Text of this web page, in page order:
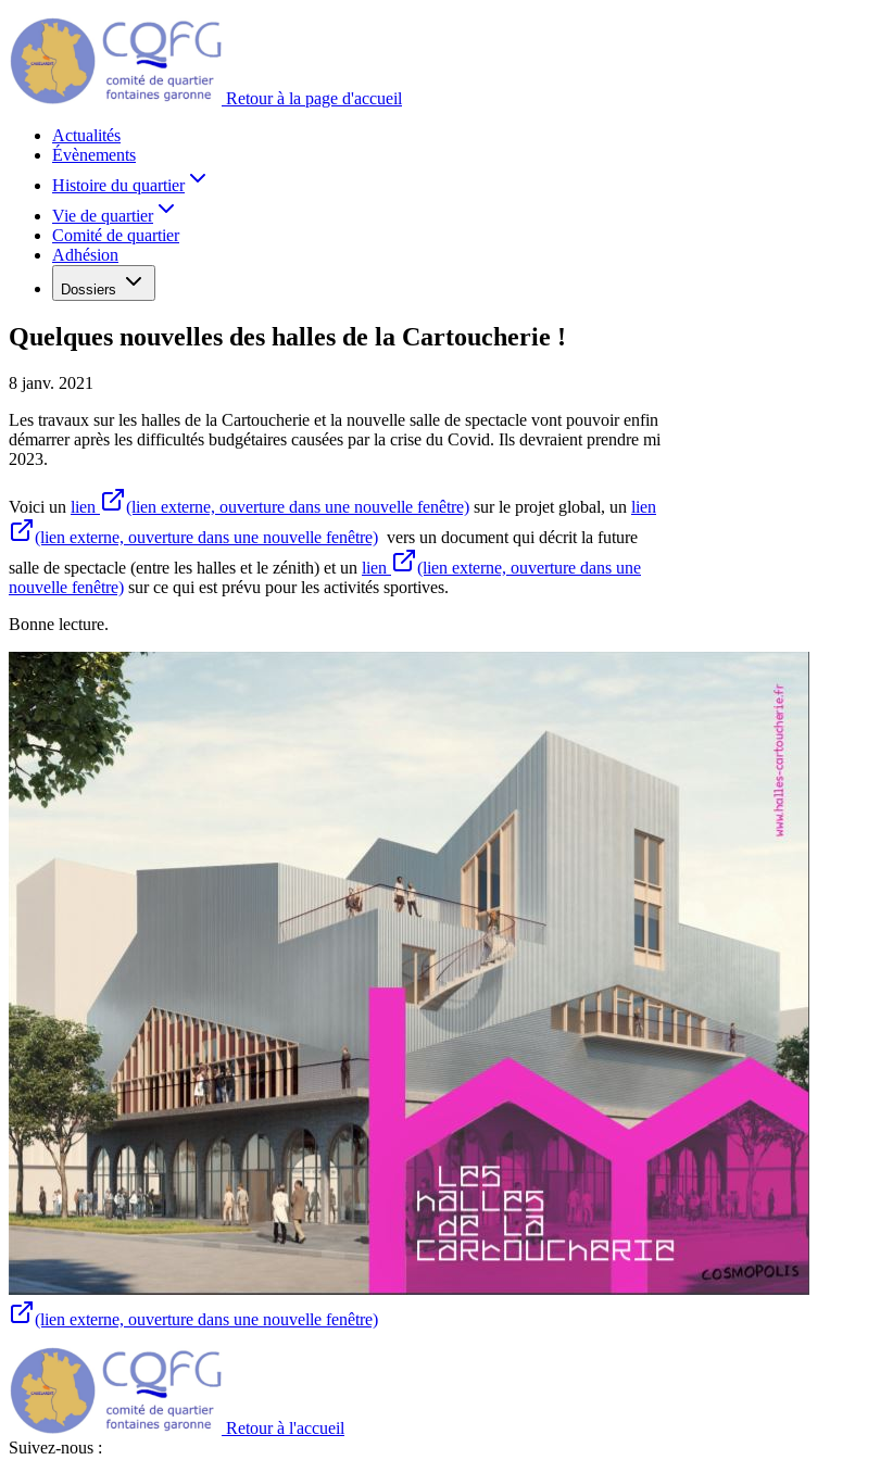
Retour à la page d'accueil
Actualités
Évènements
Histoire du quartier
Vie de quartier
Comité de quartier
Adhésion
Dossiers
Quelques nouvelles des halles de la Cartoucherie !
8 janv. 2021
Les travaux sur les halles de la Cartoucherie et la nouvelle salle de spectacle vont pouvoir enfin
démarrer après les difficultés budgétaires causées par la crise du Covid. Ils devraient prendre mi
2023.
Voici un lien (lien externe, ouverture dans une nouvelle fenêtre) sur le projet global, un lien
(lien externe, ouverture dans une nouvelle fenêtre) vers un document qui décrit la future
salle de spectacle (entre les halles et le zénith) et un lien
(lien externe, ouverture dans une
nouvelle fenêtre) sur ce qui est prévu pour les activités sportives.
Bonne lecture.
(lien externe, ouverture dans une nouvelle fenêtre)
Retour à l'accueil
Suivez-nous :